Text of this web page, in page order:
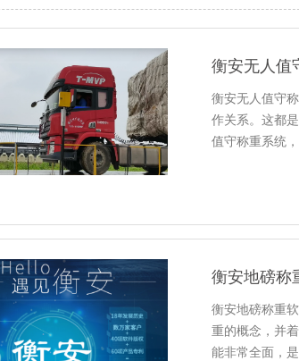
衡安无人值
衡安无人值守
作关系。这都
值守称重系统
衡安地磅称
衡安地磅称重
重的概念，并
能非常全面，